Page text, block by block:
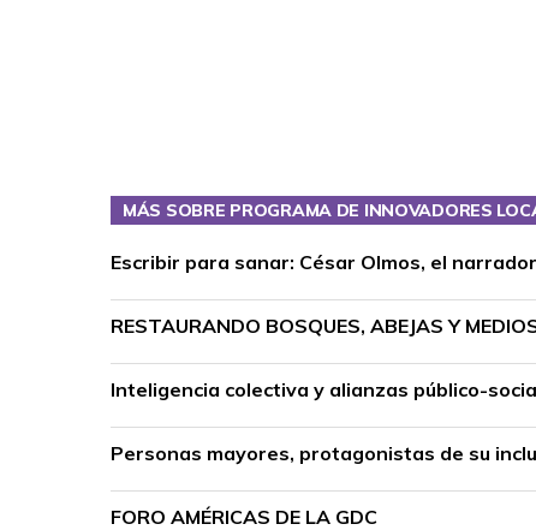
MÁS SOBRE PROGRAMA DE INNOVADORES
Escribir para sanar: César Olmos, el
RESTAURANDO BOSQUES, ABEJAS Y
Inteligencia colectiva y alianzas público-
Personas mayores, protagonistas de su
FORO AMÉRICAS DE LA GDC